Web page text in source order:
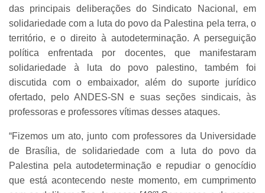
das principais deliberações do Sindicato Nacional, em
solidariedade com a luta do povo da Palestina pela terra, o
território, e o direito à autodeterminação. A perseguição
política enfrentada por docentes, que manifestaram
solidariedade à luta do povo palestino, também foi
discutida com o embaixador, além do suporte jurídico
ofertado, pelo ANDES-SN e suas seções sindicais, às
professoras e professores vítimas desses ataques.
“Fizemos um ato, junto com professores da Universidade
de Brasília, de solidariedade com a luta do povo da
Palestina pela autodeterminação e repudiar o genocídio
que está acontecendo neste momento, em cumprimento